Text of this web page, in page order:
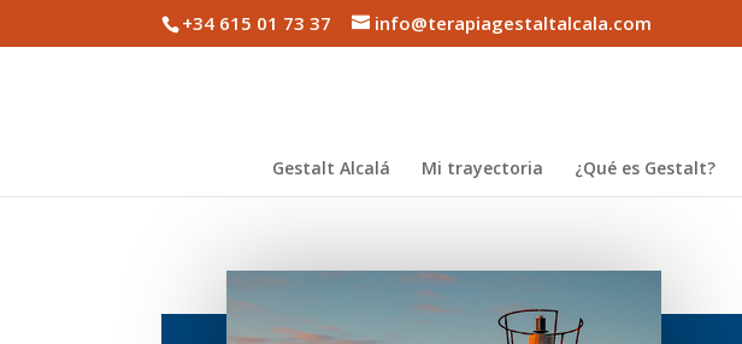
+34 615 01 73 37 info@terapiagestaltalcala.com
Gestalt Alcalá Mi trayectoria ¿Qué es Gestalt?